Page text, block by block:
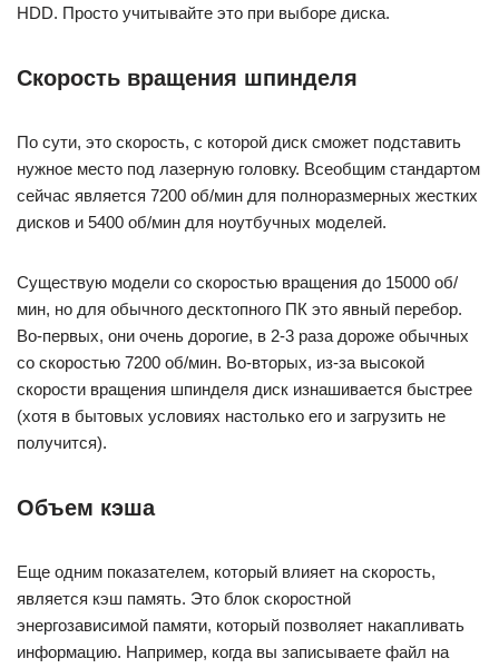
HDD. Просто учитывайте это при выборе диска.
Скорость вращения шпинделя
По сути, это скорость, с которой диск сможет подставить
нужное место под лазерную головку. Всеобщим стандартом
сейчас является 7200 об/мин для полноразмерных жестких
дисков и 5400 об/мин для ноутбучных моделей.
Существую модели со скоростью вращения до 15000 об/
мин, но для обычного десктопного ПК это явный перебор.
Во-первых, они очень дорогие, в 2-3 раза дороже обычных
со скоростью 7200 об/мин. Во-вторых, из-за высокой
скорости вращения шпинделя диск изнашивается быстрее
(хотя в бытовых условиях настолько его и загрузить не
получится).
Объем кэша
Еще одним показателем, который влияет на скорость,
является кэш память. Это блок скоростной
энергозависимой памяти, который позволяет накапливать
информацию. Например, когда вы записываете файл на